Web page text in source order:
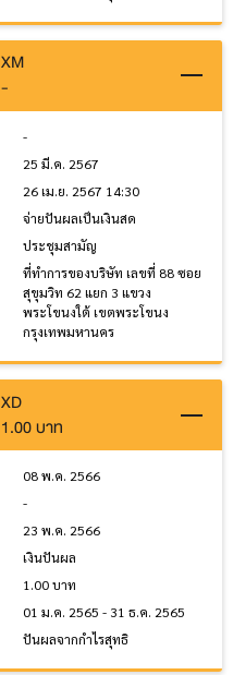
XM
-
-
25 มี.ค. 2567
26 เม.ย. 2567 14:30
จ่ายปันผลเป็นเงินสด
ประชุมสามัญ
ที่ทำการของบริษัท เลขที่ 88 ซอย
สุขุมวิท 62 แยก 3 แขวง
พระโขนงใต้ เขตพระโขนง
กรุงเทพมหานคร
XD
1.00 บาท
08 พ.ค. 2566
-
23 พ.ค. 2566
เงินปันผล
1.00 บาท
01 ม.ค. 2565 - 31 ธ.ค. 2565
ปันผลจากกำไรสุทธิ